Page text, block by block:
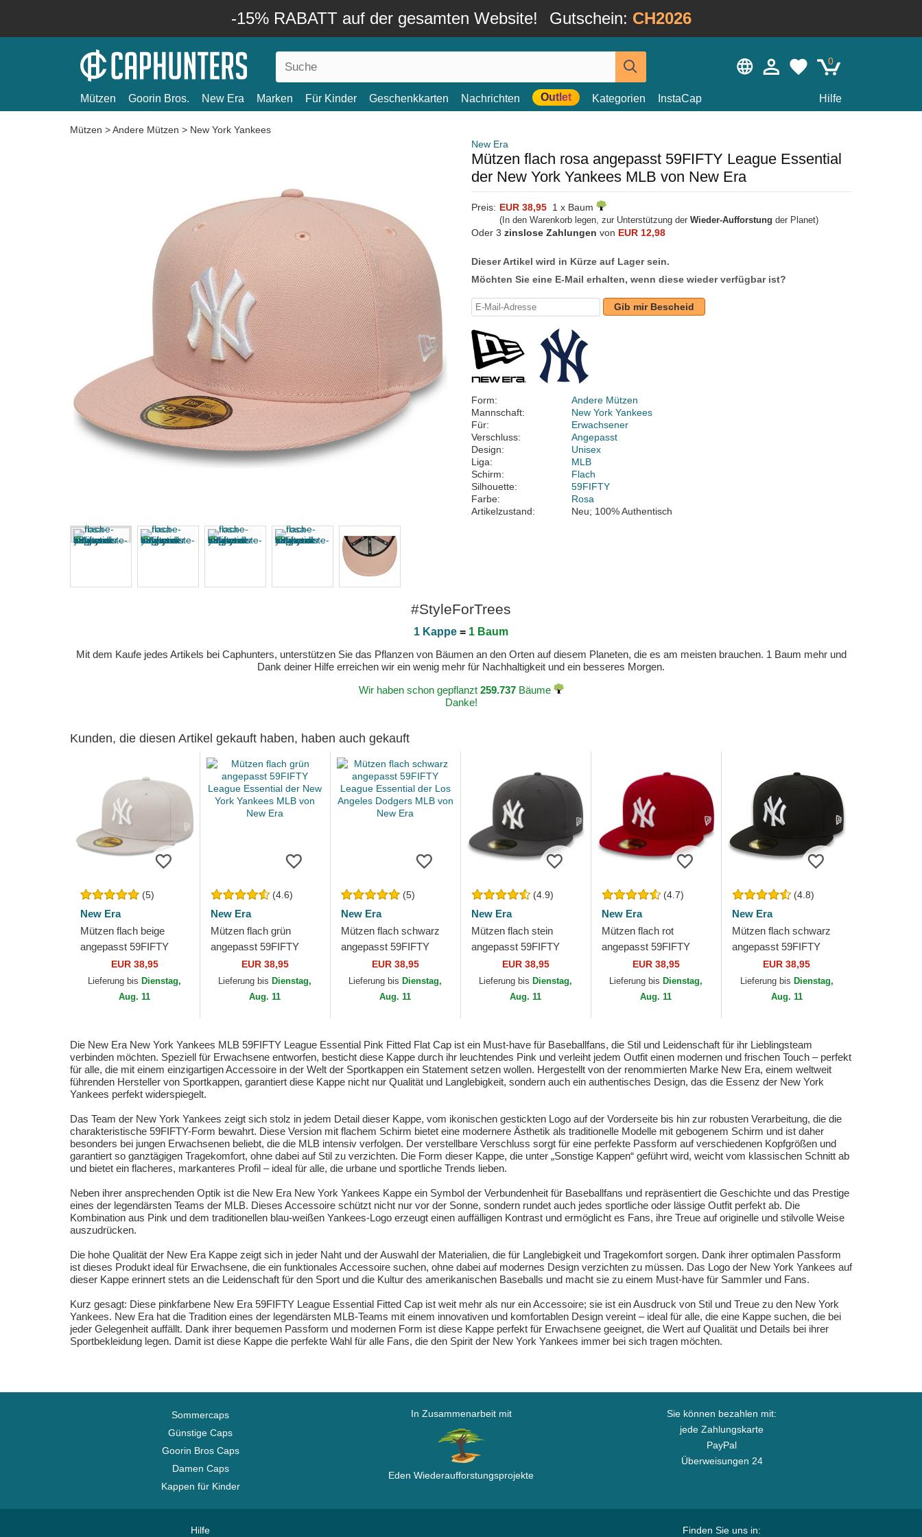
-15% RABATT auf der gesamten Website! Gutschein: CH2026
0
Mützen Goorin Bros. New Era Marken Für Kinder Geschenkkarten Nachrichten Outlet Kategorien InstaCap Hilfe
Mützen >Andere Mützen > New York Yankees
New Era
Mützen flach rosa angepasst 59FIFTY League Essential
der New York Yankees MLB von New Era
Preis: EUR 38,95 1 x Baum
(In den Warenkorb legen, zur Unterstützung der Wieder-Aufforstung der Planet)
Oder 3 zinslose Zahlungen von EUR 12,98
Dieser Artikel wird in Kürze auf Lager sein.
Möchten Sie eine E-Mail erhalten, wenn diese wieder verfügbar ist?
Gib mir Bescheid
Form:
Andere Mützen
Mannschaft:
New York Yankees
Für:
Erwachsener
Verschluss:
Angepasst
Design:
Unisex
Liga:
MLB
Schirm:
Flach
Silhouette:
59FIFTY
Farbe:
Rosa
Artikelzustand:
Neu; 100% Authentisch
#StyleForTrees
1 Kappe = 1 Baum
Mit dem Kaufe jedes Artikels bei Caphunters, unterstützen Sie das Pflanzen von Bäumen an den Orten auf diesem Planeten, die es am meisten brauchen. 1 Baum mehr und
Dank deiner Hilfe erreichen wir ein wenig mehr für Nachhaltigkeit und ein besseres Morgen.
Wir haben schon gepflanzt 259.737Bäume
Danke!
Kunden, die diesen Artikel gekauft haben, haben auch gekauft
(5)
New Era
Mützen flach beige
angepasst 59FIFTY
League Essential der
New York Yankees
MLB von New Era
EUR 38,95
Lieferung bis Dienstag,
Aug. 11
(4.6)
New Era
Mützen flach grün
angepasst 59FIFTY
League Essential der
New York Yankees
MLB von New Era
EUR 38,95
Lieferung bis Dienstag,
Aug. 11
(5)
New Era
Mützen flach schwarz
angepasst 59FIFTY
League Essential der
Los Angeles Dodgers
MLB von New Era
EUR 38,95
Lieferung bis Dienstag,
Aug. 11
(4.9)
New Era
Mützen flach stein
angepasst 59FIFTY
Essential der New York
Yankees MLB von New
EUR 38,95
Lieferung bis Dienstag,
Aug. 11
(4.7)
New Era
Mützen flach rot
angepasst 59FIFTY
Essential der New York
Yankees MLB von New
EUR 38,95
Lieferung bis Dienstag,
Aug. 11
(4.8)
New Era
Mützen flach schwarz
angepasst 59FIFTY
Essential der New York
Yankees MLB von New
EUR 38,95
Lieferung bis Dienstag,
Aug. 11
Die New Era New York Yankees MLB 59FIFTY League Essential Pink Fitted Flat Cap ist ein Must-have für Baseballfans, die Stil und Leidenschaft für ihr Lieblingsteam
verbinden möchten. Speziell für Erwachsene entworfen, besticht diese Kappe durch ihr leuchtendes Pink und verleiht jedem Outfit einen modernen und frischen Touch – perfekt
für alle, die mit einem einzigartigen Accessoire in der Welt der Sportkappen ein Statement setzen wollen. Hergestellt von der renommierten Marke New Era, einem weltweit
führenden Hersteller von Sportkappen, garantiert diese Kappe nicht nur Qualität und Langlebigkeit, sondern auch ein authentisches Design, das die Essenz der New York
Yankees perfekt widerspiegelt.
Das Team der New York Yankees zeigt sich stolz in jedem Detail dieser Kappe, vom ikonischen gestickten Logo auf der Vorderseite bis hin zur robusten Verarbeitung, die die
charakteristische 59FIFTY-Form bewahrt. Diese Version mit flachem Schirm bietet eine modernere Ästhetik als traditionelle Modelle mit gebogenem Schirm und ist daher
besonders bei jungen Erwachsenen beliebt, die die MLB intensiv verfolgen. Der verstellbare Verschluss sorgt für eine perfekte Passform auf verschiedenen Kopfgrößen und
garantiert so ganztägigen Tragekomfort, ohne dabei auf Stil zu verzichten. Die Form dieser Kappe, die unter „Sonstige Kappen“ geführt wird, weicht vom klassischen Schnitt ab
und bietet ein flacheres, markanteres Profil – ideal für alle, die urbane und sportliche Trends lieben.
Neben ihrer ansprechenden Optik ist die New Era New York Yankees Kappe ein Symbol der Verbundenheit für Baseballfans und repräsentiert die Geschichte und das Prestige
eines der legendärsten Teams der MLB. Dieses Accessoire schützt nicht nur vor der Sonne, sondern rundet auch jedes sportliche oder lässige Outfit perfekt ab. Die
Kombination aus Pink und dem traditionellen blau-weißen Yankees-Logo erzeugt einen auffälligen Kontrast und ermöglicht es Fans, ihre Treue auf originelle und stilvolle Weise
auszudrücken.
Die hohe Qualität der New Era Kappe zeigt sich in jeder Naht und der Auswahl der Materialien, die für Langlebigkeit und Tragekomfort sorgen. Dank ihrer optimalen Passform
ist dieses Produkt ideal für Erwachsene, die ein funktionales Accessoire suchen, ohne dabei auf modernes Design verzichten zu müssen. Das Logo der New York Yankees auf
dieser Kappe erinnert stets an die Leidenschaft für den Sport und die Kultur des amerikanischen Baseballs und macht sie zu einem Must-have für Sammler und Fans.
Kurz gesagt: Diese pinkfarbene New Era 59FIFTY League Essential Fitted Cap ist weit mehr als nur ein Accessoire; sie ist ein Ausdruck von Stil und Treue zu den New York
Yankees. New Era hat die Tradition eines der legendärsten MLB-Teams mit einem innovativen und komfortablen Design vereint – ideal für alle, die eine Kappe suchen, die bei
jeder Gelegenheit auffällt. Dank ihrer bequemen Passform und modernen Form ist diese Kappe perfekt für Erwachsene geeignet, die Wert auf Qualität und Details bei ihrer
Sportbekleidung legen. Damit ist diese Kappe die perfekte Wahl für alle Fans, die den Spirit der New York Yankees immer bei sich tragen möchten.
Sommercaps
Günstige Caps
Goorin Bros Caps
Damen Caps
Kappen für Kinder
In Zusammenarbeit mit
Eden Wiederaufforstungsprojekte
Sie können bezahlen mit:
jede Zahlungskarte
PayPal
Überweisungen 24
Hilfe Finden Sie uns in: